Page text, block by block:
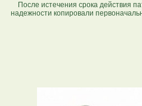
После истечения срока действия
надежности копировали